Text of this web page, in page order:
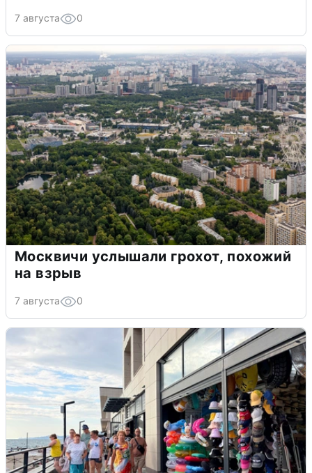
7 августа 0
Москвичи услышали грохот, похожий
на взрыв
7 августа 0